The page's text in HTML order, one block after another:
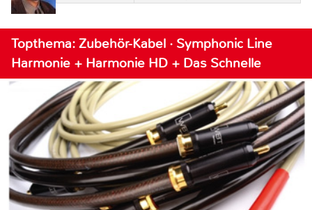
Topthema: Zubehör-Kabel · Symphonic Line
Harmonie + Harmonie HD + Das Schnelle